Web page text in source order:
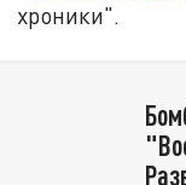
хроники".